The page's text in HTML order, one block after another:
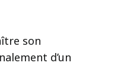
son
d’un